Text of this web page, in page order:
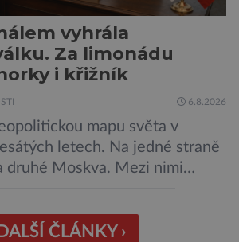
vyhrála
Za limonádu
i křižník
6.8.2026
mapu světa v
letech. Na jedné straně
druhé Moskva. Mezi nimi
pohotovosti. A pak je tu
DALŠÍ ČLÁNKY ›